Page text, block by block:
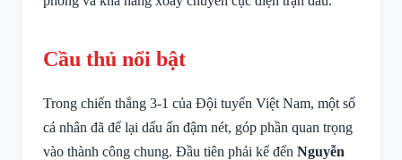
Cầu thủ nổi bật
Trong chiến thắng 3-1 của Đội tuyển Việt Nam, một số
cá nhân đã để lại dấu ấn đậm nét, góp phần quan trọng
vào thành công chung. Đầu tiên phải kể đến Nguyễn